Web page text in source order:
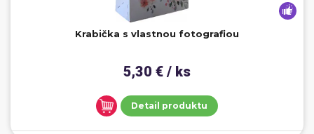
Krabička s vlastnou fotografiou
5,30 € / ks
Detail produktu